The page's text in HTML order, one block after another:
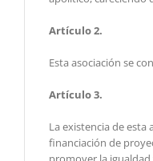
Artículo 2.
Esta asociación se
Artículo 3.
La existencia de esta
financiación de